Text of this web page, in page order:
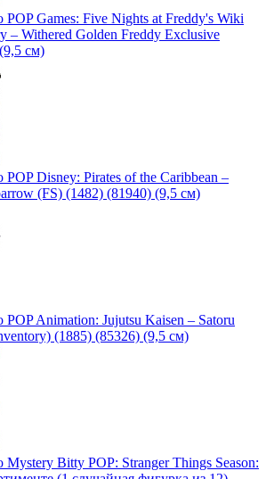
Games: Five Nights at Freddy's Wiki
– Withered Golden Freddy Exclusive
см)
Disney: Pirates of the Caribbean –
(FS) (1482) (81940) (9,5 см)
Animation: Jujutsu Kaisen – Satoru
(1885) (85326) (9,5 см)
Bitty POP: Stranger Things Season: